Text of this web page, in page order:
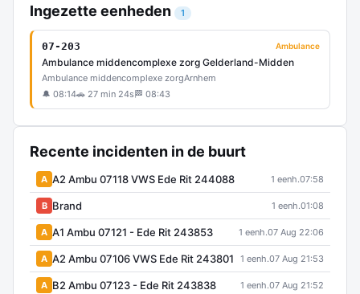
Ingezette eenheden 1
07-203 Ambulance
Ambulance middencomplexe zorg Gelderland-Midden
Ambulance middencomplexe zorgArnhem
🔔 08:14🚗 27 min 24s 🏁 08:43
Recente incidenten in de buurt
A A2 Ambu 07118 VWS Ede Rit 244088 1 eenh.07:58
B Brand 1 eenh.01:08
A A1 Ambu 07121 - Ede Rit 243853 1 eenh.07 Aug 22:06
A A2 Ambu 07106 VWS Ede Rit 243801 1 eenh.07 Aug 21:53
A B2 Ambu 07123 - Ede Rit 243838 1 eenh.07 Aug 21:52